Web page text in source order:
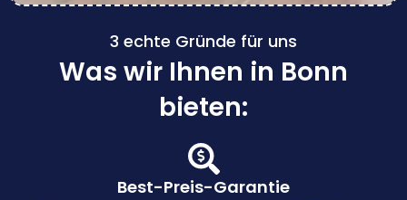
3 echte Gründe für uns
Was wir Ihnen in Bonn
bieten:
Best-Preis-Garantie